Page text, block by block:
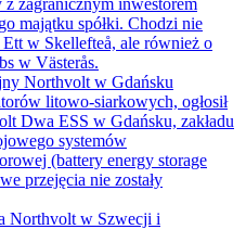
zagranicznym inwestorem
majątku spółki. Chodzi nie
w Skellefteå, ale również o
w Västerås.
Northvolt w Gdańsku
litowo-siarkowych, ogłosił
Dwa ESS w Gdańsku, zakładu
systemów
(battery energy storage
przejęcia nie zostały
Northvolt w Szwecji i